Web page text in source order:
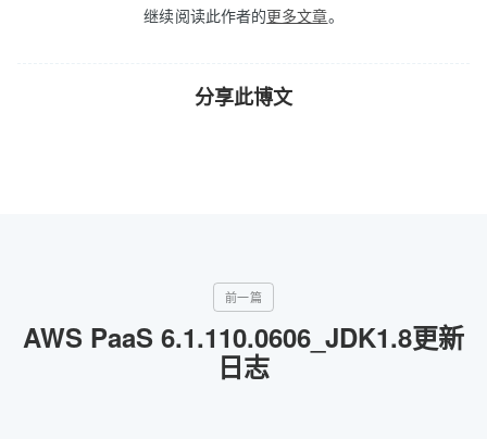
继续阅读此作者的更多文章。
分享此博文
AWS PaaS 6.1.110.0606_JDK1.8更新
日志